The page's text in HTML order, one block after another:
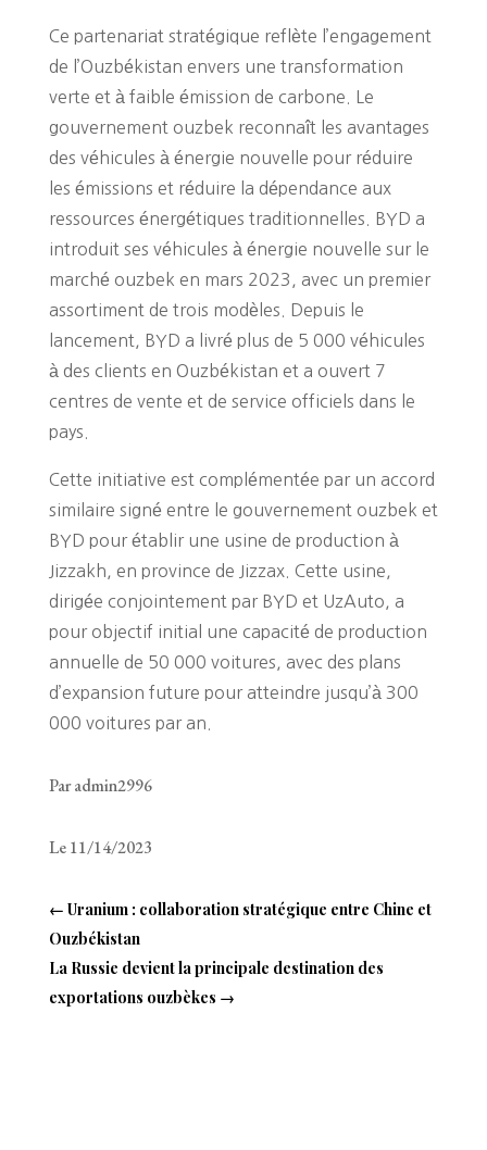
Ce partenariat stratégique reflète l’engagement
de l’Ouzbékistan envers une transformation
verte et à faible émission de carbone. Le
gouvernement ouzbek reconnaît les avantages
des véhicules à énergie nouvelle pour réduire
les émissions et réduire la dépendance aux
ressources énergétiques traditionnelles. BYD a
introduit ses véhicules à énergie nouvelle sur le
marché ouzbek en mars 2023, avec un premier
assortiment de trois modèles. Depuis le
lancement, BYD a livré plus de 5 000 véhicules
à des clients en Ouzbékistan et a ouvert 7
centres de vente et de service officiels dans le
pays​​.
Cette initiative est complémentée par un accord
similaire signé entre le gouvernement ouzbek et
BYD pour établir une usine de production à
Jizzakh, en province de Jizzax. Cette usine,
dirigée conjointement par BYD et UzAuto, a
pour objectif initial une capacité de production
annuelle de 50 000 voitures, avec des plans
d’expansion future pour atteindre jusqu’à 300
000 voitures par an​​.
Par admin2996
Le 11/14/2023
← Uranium : collaboration stratégique entre Chine et
Ouzbékistan
La Russie devient la principale destination des
exportations ouzbèkes →